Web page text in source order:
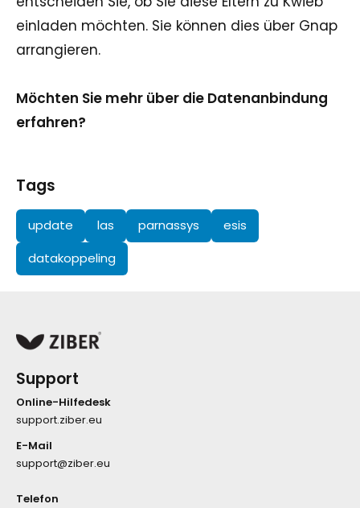
einladen möchten. Sie können dies über Gnap
arrangieren.
Möchten Sie mehr über die Datenanbindung
erfahren?
Tags
update las parnassys
esis
datakoppeling
Support
Online-Hilfedesk
support.ziber.eu
E-Mail
support@ziber.eu
Telefon